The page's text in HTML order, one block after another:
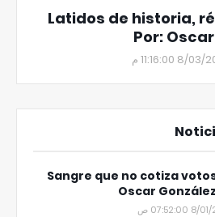
Latidos de historia,
Por:
11:16:00 م
Sangre que no cotiza
Oscar
ص